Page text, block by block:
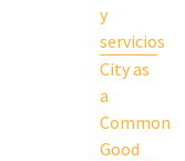
y
servicios
City as
a
Common
Good